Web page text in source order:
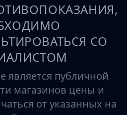
СО
является публичной
магазинов цены и
от указанных на